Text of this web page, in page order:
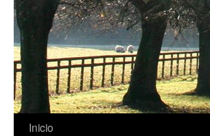
Saltar
Inicio